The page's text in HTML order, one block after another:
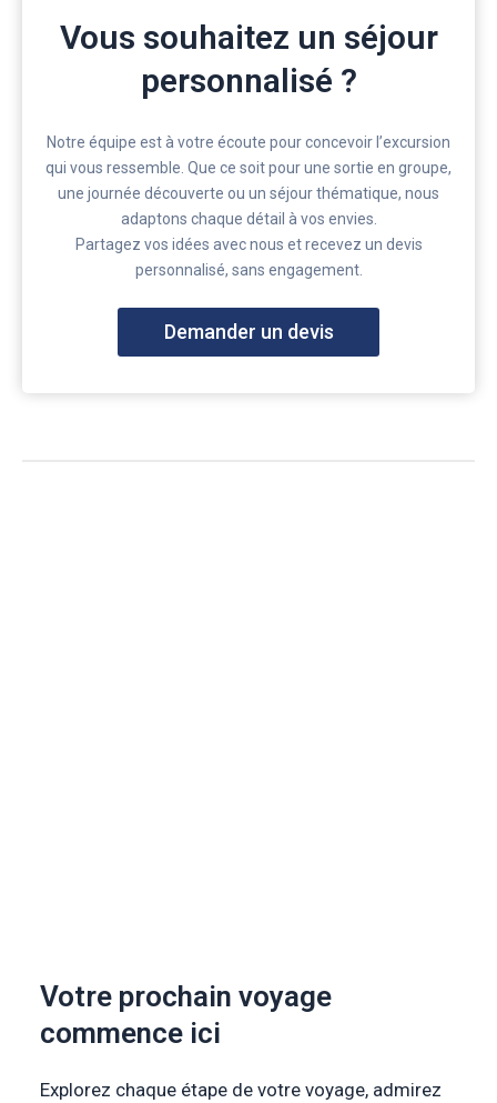
Vous souhaitez un séjour
personnalisé ?
Notre équipe est à votre écoute pour concevoir l’excursion
qui vous ressemble. Que ce soit pour une sortie en groupe,
une journée découverte ou un séjour thématique, nous
adaptons chaque détail à vos envies.
Partagez vos idées avec nous et recevez un devis
personnalisé, sans engagement.
Demander un devis
Votre prochain voyage
commence ici
Explorez chaque étape de votre voyage, admirez